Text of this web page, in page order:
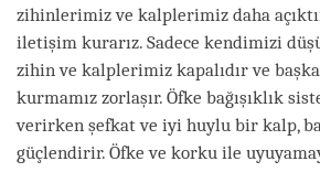
zihinlerimiz ve kalplerimiz daha
iletişim kurarız. Sadece kendimizi
zihin ve kalplerimiz kapalıdır ve
kurmamız zorlaşır. Öfke bağışıklık
verirken şefkat ve iyi huylu bir kalp,
güçlendirir. Öfke ve korku ile